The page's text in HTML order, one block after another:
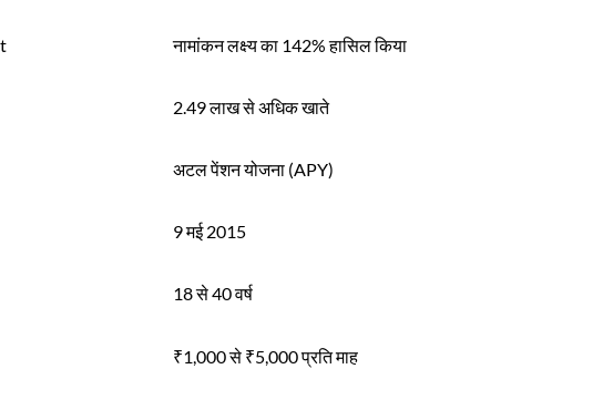
नामांकन लक्ष्य का 142% हासिल किया
2.49 लाख से अधिक खाते
अटल पेंशन योजना (APY)
9 मई 2015
18 से 40 वर्ष
₹1,000 से ₹5,000 प्रति माह